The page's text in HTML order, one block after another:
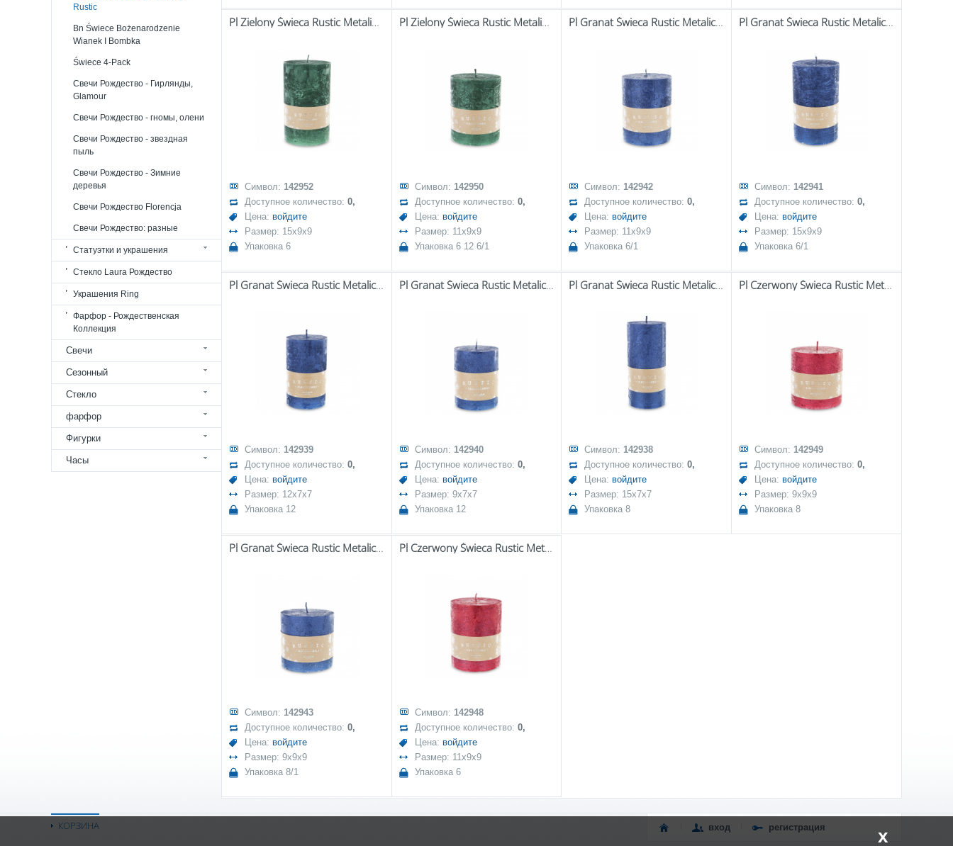
Rustic
Bn Świece Bożenarodzenie
Wianek I Bombka
Świece 4-Pack
Свечи Рождество - Гирлянды,
Glamour
Свечи Рождество - гномы, олени
Свечи Рождество - звездная
пыль
Свечи Рождество - Зимние
деревья
Свечи Рождество Florencja
Свечи Рождество: разные
Статуэтки и украшения
Стекло Laura Рождество
Украшения Ring
Фарфор - Рождественская
Коллекция
Свечи
Сезонный
Стекло
фарфор
Фигурки
Часы
Pl Zielony Świeca Rustic Metalic Walec Duży Fi9
Символ: 142952
Доступное количество: 0,
Цена: войдите
Размер: 15x9x9
Упаковка 6
Pl Zielony Świeca Rustic Metalic Walec Średni Fi9
Символ: 142950
Доступное количество: 0,
Цена: войдите
Размер: 11x9x9
Упаковка 6 12 6/1
Pl Granat Świeca Rustic Metalic Walec Średni Fi9
Символ: 142942
Доступное количество: 0,
Цена: войдите
Размер: 11x9x9
Упаковка 6/1
Pl Granat Świeca Rustic Metalic Walec Duży Fi9
Символ: 142941
Доступное количество: 0,
Цена: войдите
Размер: 15x9x9
Упаковка 6/1
Pl Granat Świeca Rustic Metalic Walec Średni Fi7
Символ: 142939
Доступное количество: 0,
Цена: войдите
Размер: 12x7x7
Упаковка 12
Pl Granat Świeca Rustic Metalic Walec Mały Fi7
Символ: 142940
Доступное количество: 0,
Цена: войдите
Размер: 9x7x7
Упаковка 12
Pl Granat Świeca Rustic Metalic Walec Duży Fi7
Символ: 142938
Доступное количество: 0,
Цена: войдите
Размер: 15x7x7
Упаковка 8
Pl Czerwony Świeca Rustic Metalic Walec Mały Fi9
Символ: 142949
Доступное количество: 0,
Цена: войдите
Размер: 9x9x9
Упаковка 8
Pl Granat Świeca Rustic Metalic Walec Mały Fi9
Символ: 142943
Доступное количество: 0,
Цена: войдите
Размер: 9x9x9
Упаковка 8/1
Pl Czerwony Świeca Rustic Metalic Walec Średni Fi9
Символ: 142948
Доступное количество: 0,
Цена: войдите
Размер: 11x9x9
Упаковка 6
КОРЗИНА вход регистрация x